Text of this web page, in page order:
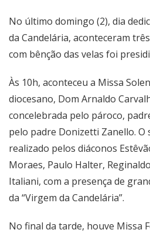
No último domingo (2), dia
da Candelária, aconteceram
com bênção das velas foi
Às 10h, aconteceu a Missa
diocesano, Dom Arnaldo
concelebrada pelo pároco,
pelo padre Donizetti Zanello. O
realizado pelos diáconos
Moraes, Paulo Halter,
Italiani, com a presença de
da “Virgem da Candelária”.
No final da tarde, houve Missa